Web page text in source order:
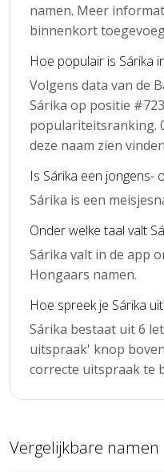
namen. Meer
binnenkort
Hoe populair is Sárika
Volgens data van de
Sárika op positie
populariteitsranking.
deze naam zien
Is Sárika een jongens-
Sárika is een
Onder welke taal valt
Sárika valt in de app
Hongaars namen.
Hoe spreek je Sárika
Sárika bestaat uit 6
uitspraak' knop
correcte uitspraak te
Vergelijkbare namen